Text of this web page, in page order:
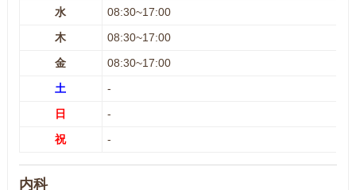
水
08:30~17:00
木
08:30~17:00
金
08:30~17:00
土
-
日
-
祝
-
内科